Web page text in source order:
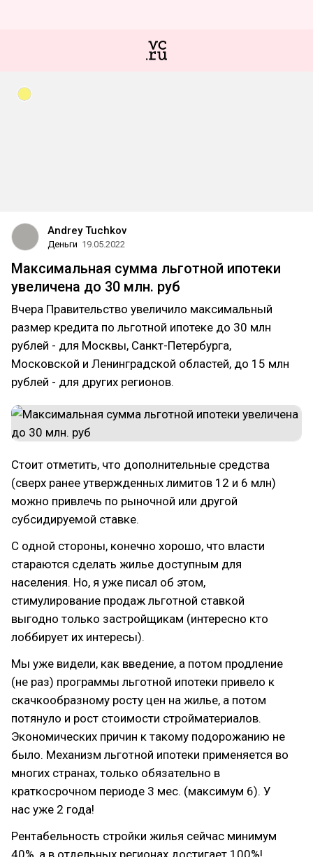
Andrey Tuchkov
Деньги 19.05.2022
Максимальная сумма льготной ипотеки
увеличена до 30 млн. руб
Вчера Правительство увеличило максимальный
размер кредита по льготной ипотеке до 30 млн
рублей - для Москвы, Санкт-Петербурга,
Московской и Ленинградской областей, до 15 млн
рублей - для других регионов.
Стоит отметить, что дополнительные средства
(сверх ранее утвержденных лимитов 12 и 6 млн)
можно привлечь по рыночной или другой
субсидируемой ставке.
С одной стороны, конечно хорошо, что власти
стараются сделать жилье доступным для
населения. Но, я уже писал об этом,
стимулирование продаж льготной ставкой
выгодно только застройщикам (интересно кто
лоббирует их интересы).
Мы уже видели, как введение, а потом продление
(не раз) программы льготной ипотеки привело к
скачкообразному росту цен на жилье, а потом
потянуло и рост стоимости стройматериалов.
Экономических причин к такому подорожанию не
было. Механизм льготной ипотеки применяется во
многих странах, только обязательно в
краткосрочном периоде 3 мес. (максимум 6). У
нас уже 2 года!
Рентабельность стройки жилья сейчас минимум
40%, а в отдельных регионах достигает 100%!